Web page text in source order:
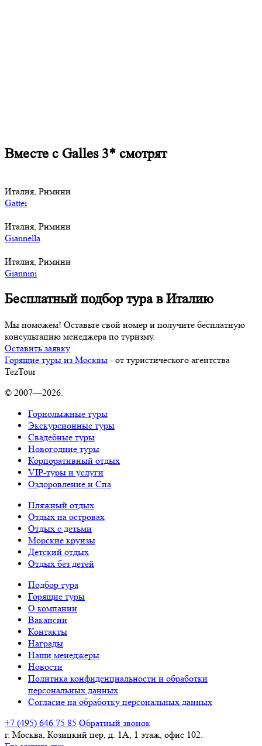
Вместе с Galles 3* смотрят
Италия, Римини
Gattei
Италия, Римини
Giannella
Италия, Римини
Giannini
Бесплатный подбор тура в Италию
Мы поможем! Оставьте свой номер и получите бесплатную
консультацию менеджера по туризму.
Оставить заявку
Горящие туры из Москвы - от туристического агентства
TezTour
© 2007—2026.
Горнолыжные туры
Экскурсионные туры
Свадебные туры
Новогодние туры
Корпоративный отдых
VIP-туры и услуги
Оздоровление и Спа
Пляжный отдых
Отдых на островах
Отдых с детьми
Морские круизы
Детский отдых
Отдых без детей
Подбор тура
Горящие туры
О компании
Вакансии
Контакты
Награды
Наши менеджеры
Новости
Политика конфиденциальности и обработки
персональных данных
Согласие на обработку персональных данных
+7 (495) 646 75 85 Обратный звонок
г. Москва, Козицкий пер, д. 1А, 1 этаж, офис 102.